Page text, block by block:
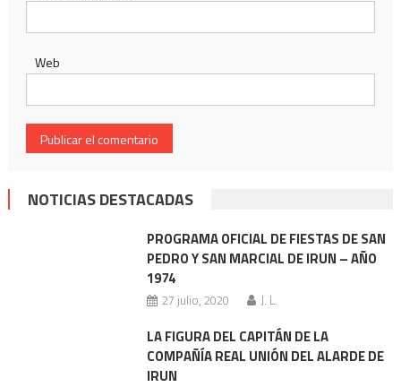
Web
NOTICIAS DESTACADAS
PROGRAMA OFICIAL DE FIESTAS DE SAN
PEDRO Y SAN MARCIAL DE IRUN – AÑO
1974
27 julio, 2020 J. L.
LA FIGURA DEL CAPITÁN DE LA
COMPAÑÍA REAL UNIÓN DEL ALARDE DE
IRUN